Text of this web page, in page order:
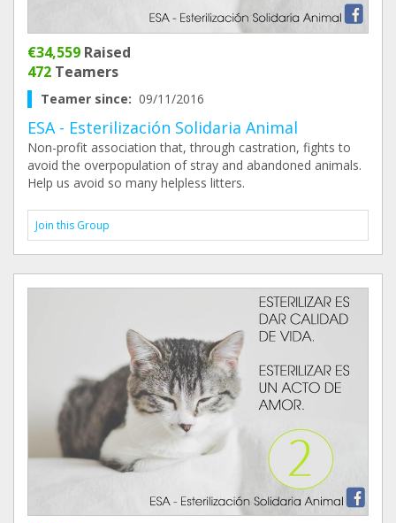
€34,559 Raised
472 Teamers
Teamer since: 09/11/2016
ESA - Esterilización Solidaria Animal
Non-profit association that, through castration, fights to
avoid the overpopulation of stray and abandoned animals.
Help us avoid so many helpless litters.
Join this Group